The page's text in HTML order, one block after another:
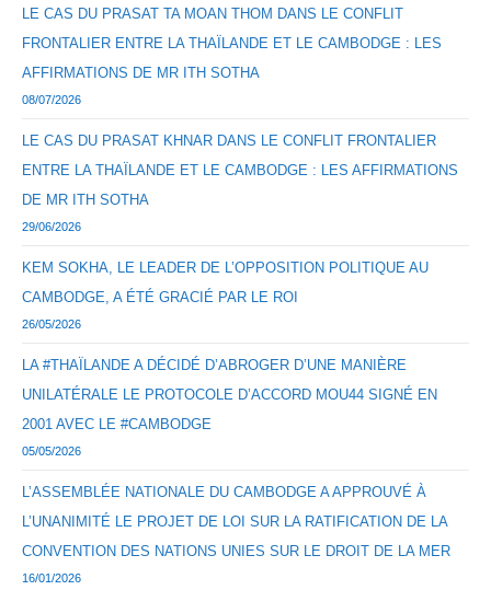
LE CAS DU PRASAT TA MOAN THOM DANS LE CONFLIT
FRONTALIER ENTRE LA THAÏLANDE ET LE CAMBODGE : LES
AFFIRMATIONS DE MR ITH SOTHA
08/07/2026
LE CAS DU PRASAT KHNAR DANS LE CONFLIT FRONTALIER
ENTRE LA THAÏLANDE ET LE CAMBODGE : LES AFFIRMATIONS
DE MR ITH SOTHA
29/06/2026
KEM SOKHA, LE LEADER DE L’OPPOSITION POLITIQUE AU
CAMBODGE, A ÉTÉ GRACIÉ PAR LE ROI
26/05/2026
LA #THAÏLANDE A DÉCIDÉ D’ABROGER D’UNE MANIÈRE
UNILATÉRALE LE PROTOCOLE D’ACCORD MOU44 SIGNÉ EN
2001 AVEC LE #CAMBODGE
05/05/2026
L’ASSEMBLÉE NATIONALE DU CAMBODGE A APPROUVÉ À
L’UNANIMITÉ LE PROJET DE LOI SUR LA RATIFICATION DE LA
CONVENTION DES NATIONS UNIES SUR LE DROIT DE LA MER
16/01/2026